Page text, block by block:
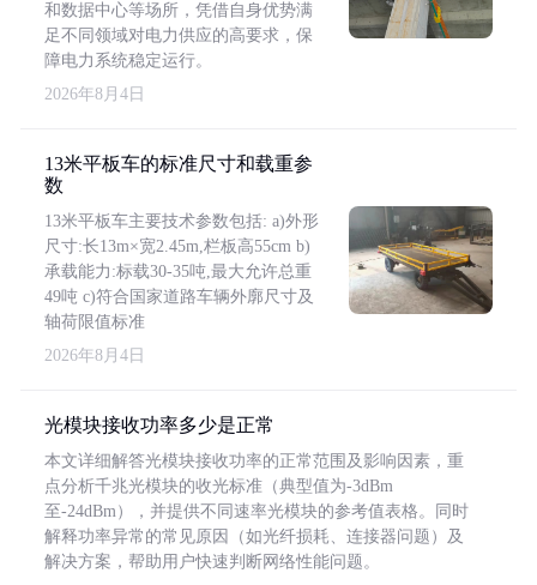
和数据中心等场所，凭借自身优势满
足不同领域对电力供应的高要求，保
障电力系统稳定运行。
2026年8月4日
13米平板车的标准尺寸和载重参
数
13米平板车主要技术参数包括: a)外形
尺寸:长13m×宽2.45m,栏板高55cm b)
承载能力:标载30-35吨,最大允许总重
49吨 c)符合国家道路车辆外廓尺寸及
轴荷限值标准
2026年8月4日
光模块接收功率多少是正常
本文详细解答光模块接收功率的正常范围及影响因素，重
点分析千兆光模块的收光标准（典型值为-3dBm
至-24dBm），并提供不同速率光模块的参考值表格。同时
解释功率异常的常见原因（如光纤损耗、连接器问题）及
解决方案，帮助用户快速判断网络性能问题。